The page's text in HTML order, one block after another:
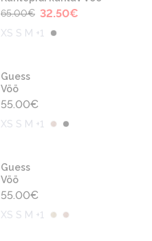
65.00€ 32.50€
XS S M +1
Guess
Vöö
55.00€
XS S M +1
Guess
Vöö
55.00€
XS S M +1